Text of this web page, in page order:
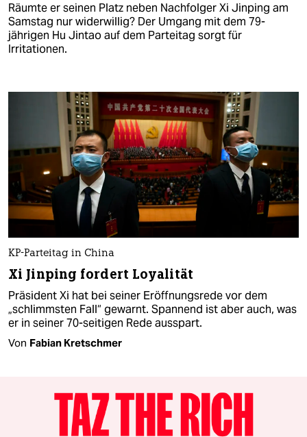
Räumte er seinen Platz neben Nachfolger Xi Jinping am
Samstag nur widerwillig? Der Umgang mit dem 79-
jährigen Hu Jintao auf dem Parteitag sorgt für
Irritationen.
KP-Parteitag in China
Xi Jinping fordert Loyalität
Präsident Xi hat bei seiner Eröffnungsrede vor dem
„schlimms­ten Fall“ gewarnt. Spannend ist aber auch, was
er in seiner 70-seitigen Rede ausspart.
Von Fabian Kretschmer